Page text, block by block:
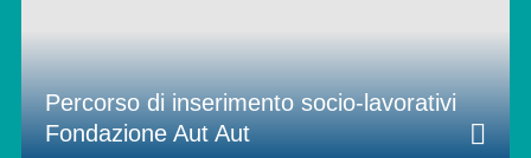
Percorso di inserimento socio-lavorativi
Fondazione Aut Aut